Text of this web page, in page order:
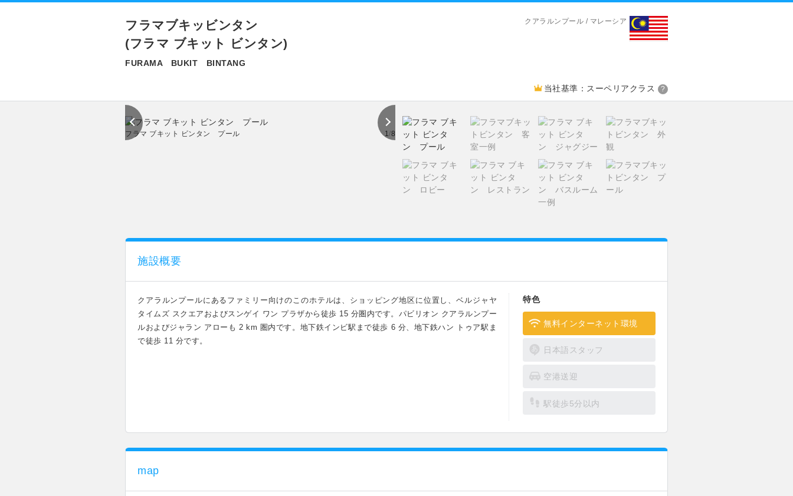
フラマブキッビンタン
(フラマ ブキット ビンタン)
FURAMA BUKIT BINTANG
クアラルンプール / マレーシア
当社基準：スーペリアクラス ?
フラマ ブキット ビンタン プール 1/8
施設概要
クアラルンプールにあるファミリー向けのこのホテルは、ショッピング地区に位置し、ベルジャヤ
タイムズ スクエアおよびスンゲイ ワン プラザから徒歩 15 分圏内です。パビリオン クアラルンプー
ルおよびジャラン アローも 2 km 圏内です。地下鉄インビ駅まで徒歩 6 分、地下鉄ハン トゥア駅ま
で徒歩 11 分です。
特色
無料インターネット環境
日本語スタッフ
空港送迎
駅徒歩5分以内
map